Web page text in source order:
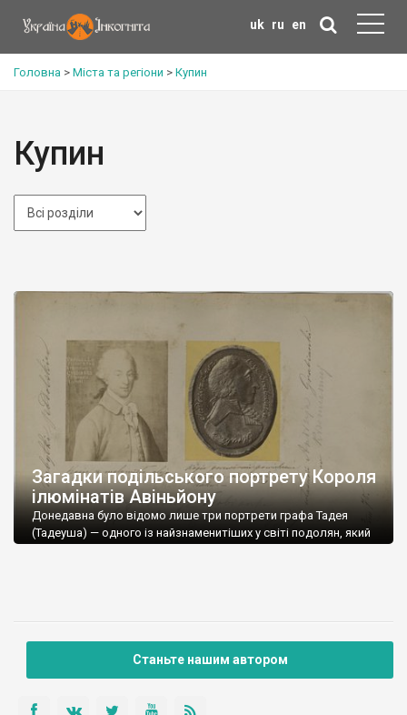
uk ru en
Головна > Міста та регіони > Купин
Купин
Загадки подільського портрету Короля
ілюмінатів Авіньйону
Донедавна було відомо лише три портрети графа Тадея
(Тадеуша) — одного із найзнаменитіших у світі подолян, який
початку ХХ століття чимало дуже поважних […]
Станьте нашим автором